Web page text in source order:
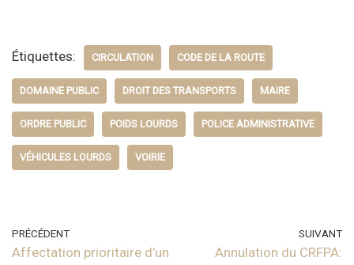
Étiquettes: CIRCULATION CODE DE LA ROUTE
DOMAINE PUBLIC DROIT DES TRANSPORTS MAIRE
ORDRE PUBLIC POIDS LOURDS POLICE ADMINISTRATIVE
VÉHICULES LOURDS VOIRIE
PRÉCÉDENT
Affectation prioritaire d’un
SUIVANT
Annulation du CRFPA: